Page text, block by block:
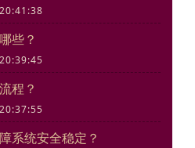
些？
程？
系统安全稳定？